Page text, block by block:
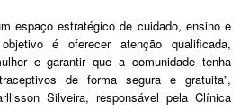
espaço estratégico de cuidado, ensino e
é oferecer atenção qualificada,
e garantir que a comunidade tenha
de forma segura e gratuita”,
Silveira, responsável pela Clínica